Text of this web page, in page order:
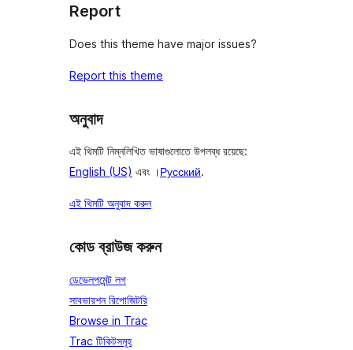
Report
Does this theme have major issues?
Report this theme
অনুবাদ
এই থিমটি নিম্নলিখিত ভাষাগুলোতে উপলব্ধ রয়েছে:
English (US) এবং ।Русский.
এই থিমটি অনুবাদ করুন
কোড ব্রাউজ করুন
ডেভেলপমেন্ট লগ
সাবভারশন রিপোজিটরি
Browse in Trac
Trac টিকিটসমূহ